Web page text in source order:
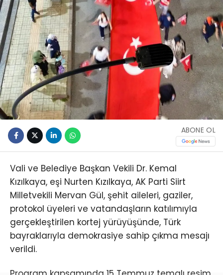
ABONE OL
Vali ve Belediye Başkan Vekili Dr. Kemal
Kızılkaya, eşi Nurten Kızılkaya, AK Parti Siirt
Milletvekili Mervan Gül, şehit aileleri, gaziler,
protokol üyeleri ve vatandaşların katılımıyla
gerçekleştirilen kortej yürüyüşünde, Türk
bayraklarıyla demokrasiye sahip çıkma mesajı
verildi.